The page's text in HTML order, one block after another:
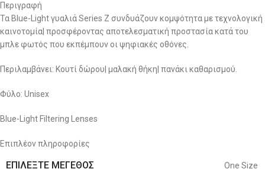
Περιγραφή
Τα Blue-Light γυαλιά Series Z συνδυάζουν κομψότητα με τεχνολογική
καινοτομία| προσφέροντας αποτελεσματική προστασία κατά του
μπλε φωτός που εκπέμπουν οι ψηφιακές οθόνες.
Περιλαμβάνει: Κουτί δώρου| μαλακή θήκη| πανάκι καθαρισμού.
Φύλο: Unisex
Blue-Light Filtering Lenses
Επιπλέον πληροφορίες
ΕΠΙΛΈΞΤΕ ΜΈΓΕΘΟΣ One Size